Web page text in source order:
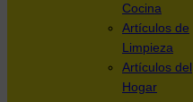
Cocina
Artículos de
Limpieza
Artículos del
Hogar